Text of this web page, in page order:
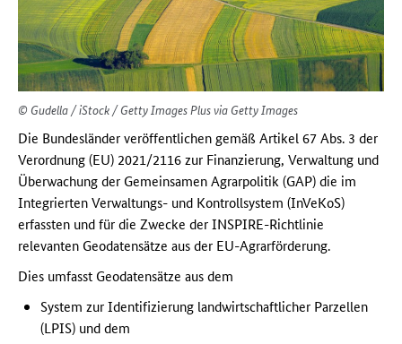
© Gudella / iStock / Getty Images Plus via Getty Images
Die Bundesländer veröffentlichen gemäß Artikel 67 Abs. 3 der
Verordnung (EU) 2021/2116 zur Finanzierung, Verwaltung und
Überwachung der Gemeinsamen Agrarpolitik (GAP) die im
Integrierten Verwaltungs- und Kontrollsystem (InVeKoS)
erfassten und für die Zwecke der INSPIRE-Richtlinie
relevanten Geodatensätze aus der EU-Agrarförderung.
Dies umfasst Geodatensätze aus dem
System zur Identifizierung landwirtschaftlicher Parzellen
(LPIS) und dem